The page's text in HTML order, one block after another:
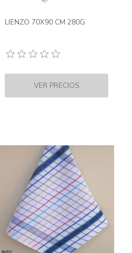
LIENZO 70X90 CM 280G